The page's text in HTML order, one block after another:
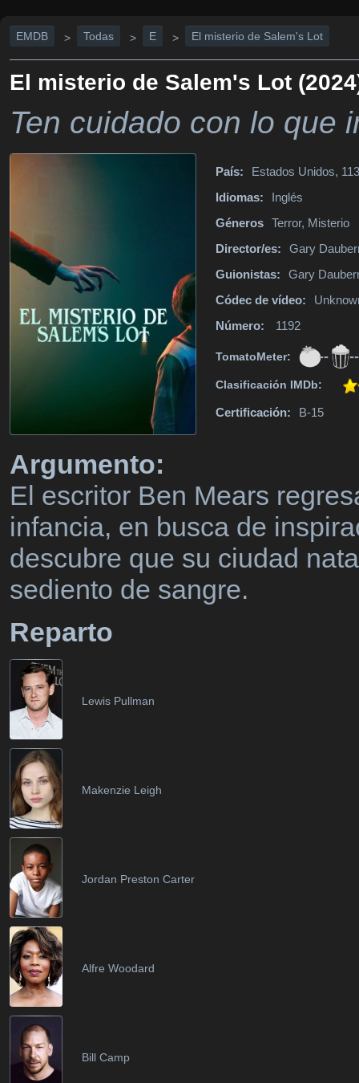
EMDB > Todas > E > El misterio de Salem's Lot
El misterio de Salem's Lot
Ten cuidado con lo que
País:
Estados Unidos,
Idiomas:
Inglés
Géneros Terror, Misterio
Director/es:
Gary
Guionistas:
Gary
Códec de vídeo:
Número:
1192
TomatoMeter: -- --
Clasificación IMDb:
Certificación: B-15
Argumento:
El escritor Ben Mears
infancia, en busca de
descubre que su ciudad
sediento de sangre.
Reparto
Lewis Pullman
Makenzie Leigh
Jordan Preston Carter
Alfre Woodard
Bill Camp